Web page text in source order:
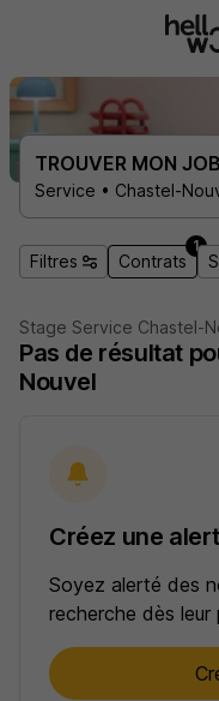
TROUVER MON JOB
Service • Chastel-
Filtres Contrats
1
Stage Service Chastel-
Pas de résultat
Nouvel
Créez une
Soyez alerté des
recherche dès leur